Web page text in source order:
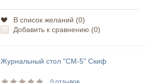
В список желаний (0)
Добавить к сравнению (0)
Журнальный стол "СМ-5" Скиф